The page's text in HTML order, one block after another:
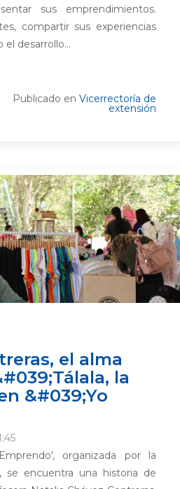
sus emprendimientos.
compartir sus experiencias
desarrollo...
Publicado en Vicerrectoría de
extensión
el alma
la
&#039;Yo
organizada por la
se encuentra una historia de